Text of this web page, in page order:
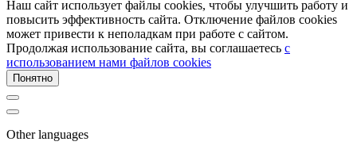
Наш сайт использует файлы cookies, чтобы улучшить работу и
повысить эффективность сайта. Отключение файлов cookies
может привести к неполадкам при работе с сайтом.
Продолжая использование сайта, вы соглашаетесь c
использованием нами файлов cookies
Понятно
Other languages